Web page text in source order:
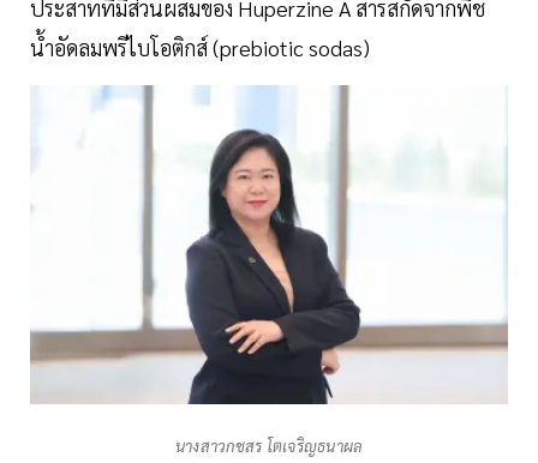
ประสาทที่มีส่วนผสมของ Huperzine A สารสกัดจากพืช
น้ำอัดลมพรีไบโอติกส์ (prebiotic sodas)
นางสาวกชสร โตเจริญธนาผล